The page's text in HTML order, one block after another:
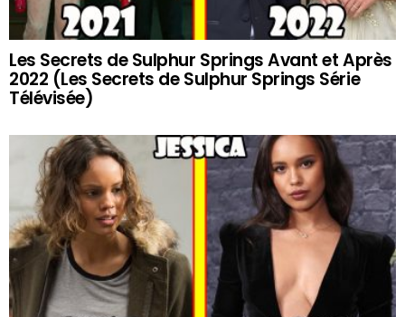
Les Secrets de Sulphur Springs Avant et Après
2022 (Les Secrets de Sulphur Springs Série
Télévisée)